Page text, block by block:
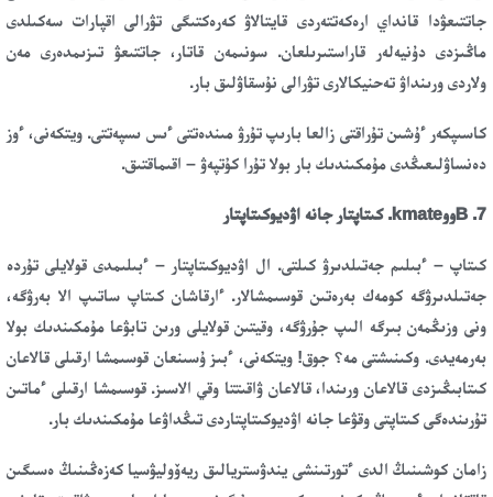
جاتتىعۋدا قانداي ارەكەتتەردى قايتالاۋ كەرەكتىگى تۋرالى اقپارات سەكىلدى
ماڭىزدى دۇنيەلەر قاراستىرىلعان. سونىمەن قاتار، جاتتىعۋ تىزىمدەرى مەن
ولاردى ورىنداۋ تەحنيكالارى تۋرالى نۇسقاۋلىق بار.
كاسىپكەر ءۇشىن تۇراقتى زالعا بارىپ تۇرۋ مىندەتتى ءىس ىسپەتتى. ويتكەنى، ءوز
دەنساۋلىعىڭدى مۇمكىندىك بار بولا تۇرا كۇتپەۋ – اقىماقتىق.
7. Bووkmate. كىتاپتار جانە اۋديوكىتاپتار
كىتاپ – ءبىلىم جەتىلدىرۋ كىلتى. ال اۋديوكىتاپتار – ءبىلىمدى قولايلى تۇردە
جەتىلدىرۋگە كومەك بەرەتىن قوسىمشالار. ءارقاشان كىتاپ ساتىپ الا بەرۋگە،
ونى وزىڭمەن بىرگە الىپ جۇرۋگە، وقيتىن قولايلى ورىن تابۋعا مۇمكىندىك بولا
بەرمەيدى. وكىنىشتى مە؟ جوق! ويتكەنى، ءبىز ۇسىنعان قوسىمشا ارقىلى قالاعان
كىتابىڭىزدى قالاعان ورىندا، قالاعان ۋاقىتتا وقي الاسىز. قوسىمشا ارقىلى ءماتىن
تۇرىندەگى كىتاپتى وقۋعا جانە اۋديوكىتاپتاردى تىڭداۋعا مۇمكىندىك بار.
زامان كوشىنىڭ الدى ءتورتىنشى يندۋستريالىق ريەۆوليۋسيا كەزەڭىنىڭ ەسىگىن